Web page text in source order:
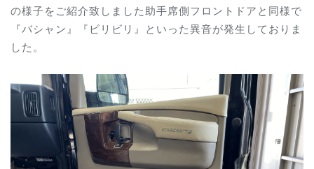
の様子をご紹介致しました助手席側フロントドアと同様で
『バシャン』『ビリビリ』といった異音が発生しておりま
した。